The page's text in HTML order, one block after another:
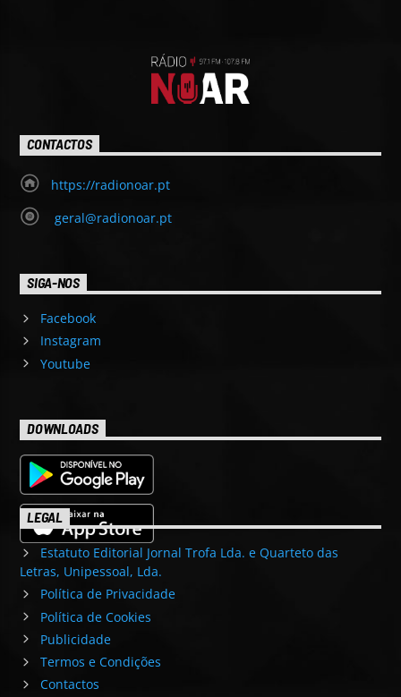
CONTACTOS
https://radionoar.pt
geral@radionoar.pt
SIGA-NOS
Facebook
Instagram
Youtube
DOWNLOADS
LEGAL
Estatuto Editorial Jornal Trofa Lda. e Quarteto das
Letras, Unipessoal, Lda.
Política de Privacidade
Política de Cookies
Publicidade
Termos e Condições
Contactos